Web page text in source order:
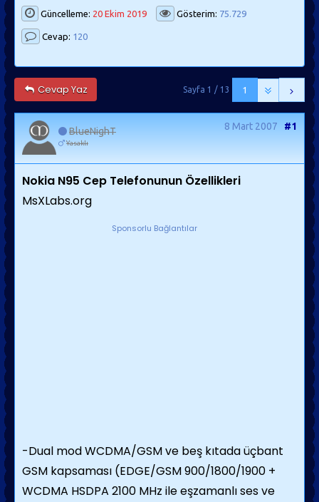
Güncelleme: 20 Ekim 2019 Gösterim: 75.729
Cevap: 120
Cevap Yaz 1
Sayfa 1 / 13
BlueNighT
Yasaklı
8 Mart 2007 #1
Nokia N95 Cep Telefonunun Özellikleri
MsXLabs.org
Sponsorlu Bağlantılar
-Dual mod WCDMA/GSM ve beş kıtada üçbant
GSM kapsaması (EDGE/GSM 900/1800/1900 +
WCDMA HSDPA 2100 MHz ile eşzamanlı ses ve